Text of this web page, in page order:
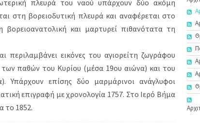
πλευρά του ναού υπάρχουν δύο ακόμη
στη βορειοδυτική πλευρά και αναφέρεται στο
και μαρτυρεί πιθανότατα τη
περιλαμβάνει εικόνες του αγιορείτη ζωγράφου
παθών του Κυρίου (μέσα 19ου αιώνα) και του
Υπάρχουν επίσης δύο μαρμάρινοι ανάγλυφοι
επιγραφή με χρονολογία 1757. Στο Ιερό Βήμα
το 1852.